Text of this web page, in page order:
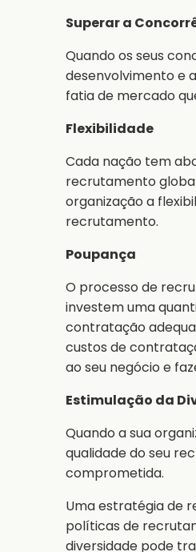
Superar a
Quando os seus
desenvolvimento e
fatia de mercado
Flexibilidade
Cada nação tem
recrutamento
organização a
recrutamento.
Poupança
O processo de
investem uma
contratação
custos de
ao seu negócio e
Estimulação da
Quando a sua
qualidade do seu
comprometida.
Uma estratégia de
políticas de
diversidade pode